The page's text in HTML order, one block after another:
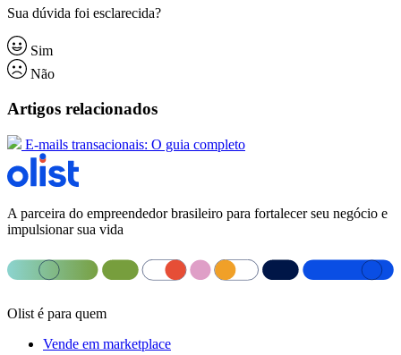
Sua dúvida foi esclarecida?
Sim
Não
Artigos relacionados
E-mails transacionais: O guia completo
A parceira do empreendedor brasileiro para fortalecer seu negócio e
impulsionar sua vida
Olist é para quem
Vende em marketplace